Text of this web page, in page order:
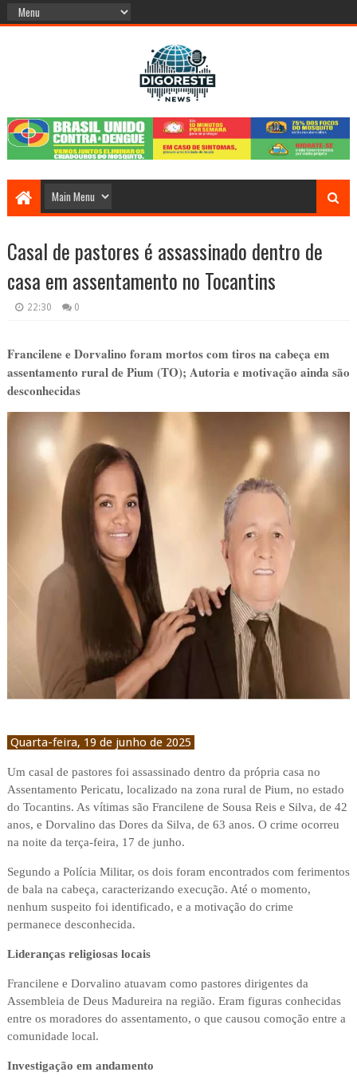
Casal de pastores é assassinado dentro de
casa em assentamento no Tocantins
22:30 0
Francilene e Dorvalino foram mortos com tiros na cabeça em
assentamento rural de Pium (TO); Autoria e motivação ainda são
desconhecidas
Quarta-feira, 19 de junho de 2025
Um casal de pastores foi assassinado dentro da própria casa no
Assentamento Pericatu, localizado na zona rural de Pium, no estado
do Tocantins. As vítimas são Francilene de Sousa Reis e Silva, de 42
anos, e Dorvalino das Dores da Silva, de 63 anos. O crime ocorreu
na noite da terça-feira, 17 de junho.
Segundo a Polícia Militar, os dois foram encontrados com ferimentos
de bala na cabeça, caracterizando execução. Até o momento,
nenhum suspeito foi identificado, e a motivação do crime
permanece desconhecida.
Lideranças religiosas locais
Francilene e Dorvalino atuavam como pastores dirigentes da
Assembleia de Deus Madureira na região. Eram figuras conhecidas
entre os moradores do assentamento, o que causou comoção entre a
comunidade local.
Investigação em andamento